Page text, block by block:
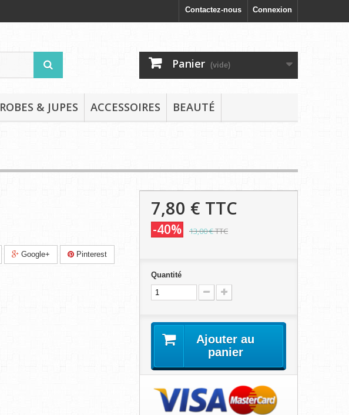
Connexion
Contactez-nous
Panier (vide)
ROBES & JUPES ACCESSOIRES BEAUTÉ
Google+ Pinterest
7,80 € TTC
-40% 13,00 €TTC
Quantité
Ajouter au
panier